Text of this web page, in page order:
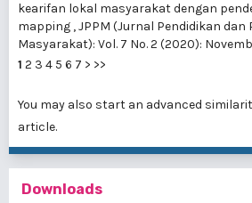
kearifan lokal masyarakat dengan
mapping ,JPPM (Jurnal Pendidikan dan
Masyarakat): Vol. 7 No. 2 (2020):
1 2 3 4 5 6 7 > >>
You may also start an advanced
article.
Downloads